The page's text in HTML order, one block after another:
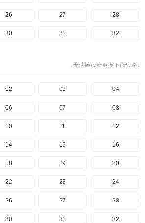
106 107 108
110 111 112
122 123 124
126 127 128
130 131 132
134 135 136
138 139 140
142 143 144
146 147 148
150 151 152
66 67 68
70 71 72
82 83 84
86 87 88
90 91 92
94 95 96
98 99 100
102 103 104
106 107 108
110 111 112
26 27 28
30 31 32
42 43 44
46 47 48
50 51 52
54 55 56
58 59 60
62 63 64
66 67 68
70 71 72
↓无法播放请更换下面线路↓
02 03 04
06 07 08
10 11 12
14 15 16
18 19 20
22 23 24
26 27 28
30 31 32